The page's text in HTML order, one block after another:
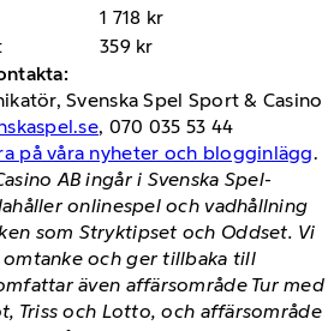
1 718 kr
359 kr
Svenska Spel Sport & Casino
, 070 035 53 44
på våra nyheter och blogginlägg.
AB ingår i Svenska Spel-
onlinespel och vadhållning
som Stryktipset och Oddset. Vi
och ger tillbaka till
även affärsområde Tur med
Triss och Lotto, och affärsområde